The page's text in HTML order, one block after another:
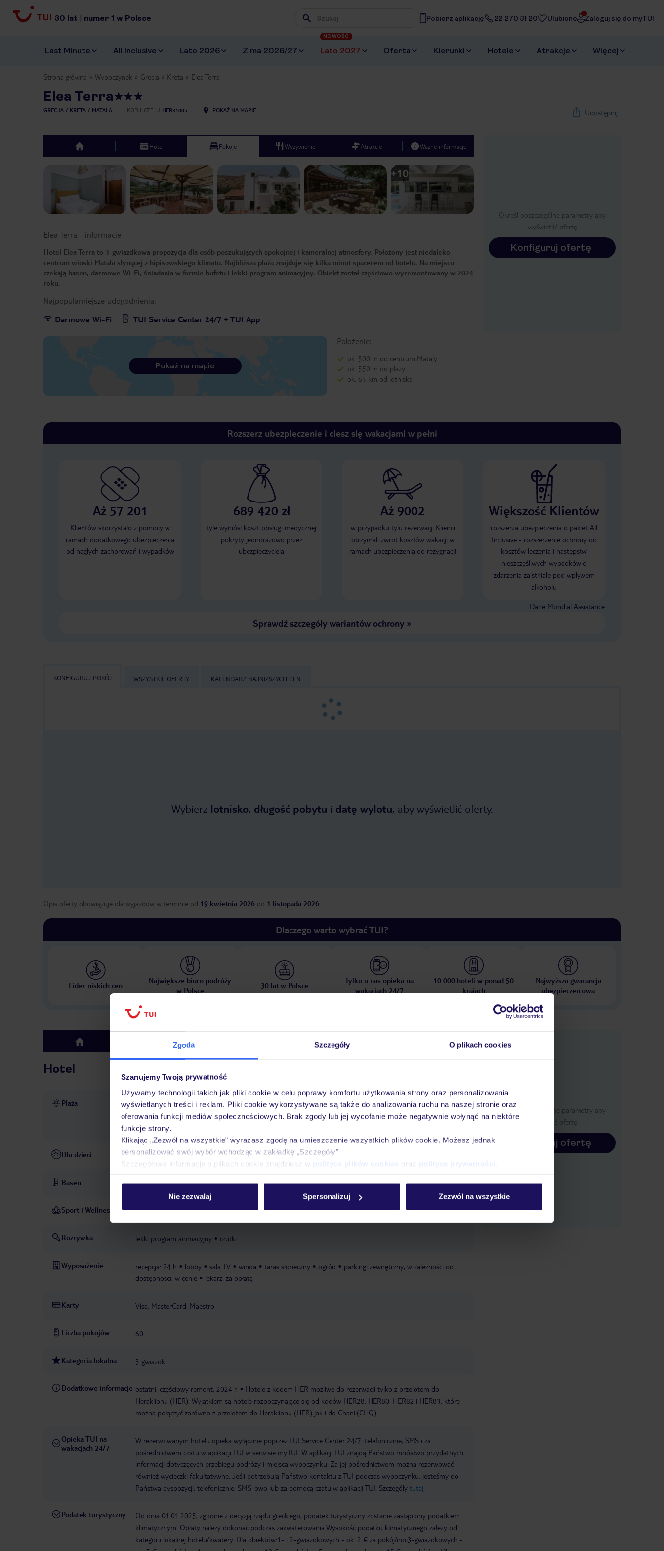
Zgoda Szczegóły O plikach cookies
Szanujemy Twoją prywatność
Używamy technologii takich jak pliki cookie w celu poprawy komfortu użytkowania strony oraz personalizowania
wyświetlanych treści i reklam. Pliki cookie wykorzystywane są także do analizowania ruchu na naszej stronie oraz
oferowania funkcji mediów społecznościowych. Brak zgody lub jej wycofanie może negatywnie wpłynąć na niektóre
funkcje strony.
Klikając „Zezwól na wszystkie” wyrażasz zgodę na umieszczenie wszystkich plików cookie. Możesz jednak
personalizować swój wybór wchodząc w zakładkę „Szczegóły”
Szczegółowe informacje o plikach cookie znajdziesz w polityce plików cookies oraz polityce prywatności
Nie zezwalaj Spersonalizuj Zezwól na wszystkie
30 lat | numer 1 w Polsce Wpisz frazę, której szukasz
Pobierz aplikację 22 270 31 20 Ulubione Zaloguj się do myTUI
Last Minute All Inclusive Lato 2026 Zima 2026/27 Lato 2027
NOWOŚĆ
Oferta Kierunki Hotele Atrakcje Więcej
Strona główna Wypoczynek Grecja Kreta Elea Terra
Elea Terra
GRECJA KRETA MATALA KOD HOTELU HER31005 POKAŻ NA MAPIE Udostępnij
Określ poszczególne parametry aby
wyświetlić ofertę
Konfiguruj ofertę
top Hotel Pokoje Wyżywienie Atrakcje Ważne informacje
Previous slide Next slide
1 /16
+10
Elea Terra - informacje
Hotel Elea Terra to 3-gwiazdkowa propozycja dla osób poszukujących spokojnej i kameralnej atmosfery. Położony jest niedaleko
centrum wioski Matala słynącej z hipisowskiego klimatu. Najbliższa plaża znajduje się kilka minut spacerem od hotelu. Na miejscu
czekają basen, darmowe Wi-Fi, śniadania w formie bufetu i lekki program animacyjny. Obiekt został częściowo wyremontowany w 2024
roku.
Najpopularniejsze udogodnienia:
Darmowe Wi-Fi
TUI Service Center 24/7 + TUI App
Położenie:
ok. 500 m od centrum Mataly
ok. 550 m od plaży
ok. 65 km od lotniska
Pokaż na mapie
Rozszerz ubezpieczenie i ciesz się wakacjami w pełni
Aż 57 201
Klientów skorzystało z pomocy w
ramach dodatkowego ubezpieczenia
od nagłych zachorowań i wypadków
689 420 zł
tyle wyniósł koszt obsługi medycznej
pokryty jednorazowo przez
ubezpieczyciela
Aż 9002
w przypadku tylu rezerwacji Klienci
otrzymali zwrot kosztów wakacji w
ramach ubezpieczenia od rezygnacji
Większość Klientów
rozszerza ubezpieczenia o pakiet All
Inclusive - rozszerzenie ochrony od
kosztów leczenia i następstw
nieszczęśliwych wypadków o
zdarzenia zaistniałe pod wpływem
alkoholu
Dane Mondial Assistance
Sprawdź szczegóły wariantów ochrony»
KONFIGURUJ POKÓJ WSZYSTKIE OFERTY KALENDARZ NAJNIŻSZYCH CEN
Wybierz lotnisko, długość pobytu i datę wylotu, aby wyświetlić oferty.
Opis oferty obowiązuje dla wyjazdów w terminie od 19 kwietnia 2026 do 1 listopada 2026
Dlaczego warto wybrać TUI?
Lider niskich cen
Największe biuro podróży
w Polsce
30 lat w Polsce
Tylko u nas opieka na
wakacjach 24/7
10 000 hoteli w ponad 50
krajach
Najwyższa gwarancja
ubezpieczeniowa
top Wyżywienie Ważne informacje
Hotel
Plaża ok. 550 m od plaży Matala piaszczysta żwirowa
leżaki za opłatą, dostępność nie jest gwarantowana,
zależna od decyzji hotelu lub dostawcy zewnętrznego
parasole za opłatą, dostępność nie jest gwarantowana,
zależna od decyzji hotelu lub dostawcy zewnętrznego
Dla dzieci wysokie krzesełka dla dzieci, zapytanie wymagane łóżeczka dla dzieci: zapytanie wymagane, w cenie
Basen basen: zewnętrzny leżaki i parasole: w cenie
Sport i Wellness Masaże: masaż klasyczny, masaż tajski, masaż całego ciała, masaż częściowy ciała, masaż pleców
Rozrywka lekki program animacyjny rzutki
Wyposażenie recepcja: 24 h lobby sala TV winda taras słoneczny ogród
parking: zewnętrzny, w zależności od
dostępności: w cenie
lekarz: za opłatą
Karty Visa, MasterCard, Maestro
Liczba pokojów 60
Kategoria lokalna 3 gwiazdki
Dodatkowe informacje ostatni, częściowy remont: 2024 r.
Hotele z kodem HER możliwe do rezerwacji tylko z przelotem do
Heraklionu (HER). Wyjątkiem są hotele rozpoczynające się od kodów HER28, HER80, HER82 i HER83, które
można połączyć zarówno z przelotem do Heraklionu (HER) jak i do Chanii(CHQ).
Opieka TUI na
wakacjach 24/7
W rezerwowanym hotelu opieka wyłącznie poprzez TUI Service Center 24/7: telefonicznie, SMS i za
pośrednictwem czatu w aplikacji TUI w serwisie myTUI. W aplikacji TUI znajdą Państwo mnóstwo przydatnych
informacji dotyczących przebiegu podróży i miejsca wypoczynku. Za jej pośrednictwem można rezerwować
również wycieczki fakultatywne. Jeśli potrzebują Państwo kontaktu z TUI podczas wypoczynku, jesteśmy do
Państwa dyspozycji: telefonicznie, SMS-owo lub za pomocą czatu w aplikacji TUI. Szczegóły tutaj
Podatek turystyczny
Od dnia 01.01.2025, zgodnie z decyzją rządu greckiego, podatek turystyczny zostanie zastąpiony podatkiem
klimatycznym. Opłaty należy dokonać podczas zakwaterowania.Wysokość podatku klimatycznego zależy od
kategorii lokalnej hotelu/kwatery. Dla obiektów:1- i 2-gwiazdkowych - ok. 2 € za pokój/noc3-gwiazdkowych -
Określ poszczególne parametry aby
wyświetlić ofertę
Konfiguruj ofertę